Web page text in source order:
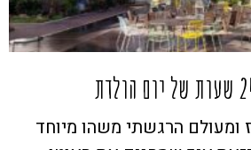
ומעולם הרגשתי משהו מיוחד